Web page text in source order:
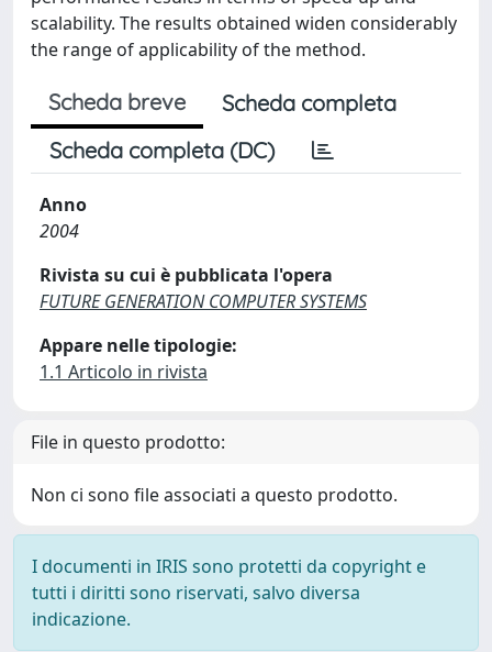
scalability. The results obtained widen considerably
the range of applicability of the method.
Scheda breve
Scheda completa
Scheda completa (DC)
Anno
2004
Rivista su cui è pubblicata l'opera
FUTURE GENERATION COMPUTER SYSTEMS
Appare nelle tipologie:
1.1 Articolo in rivista
File in questo prodotto:
Non ci sono file associati a questo prodotto.
I documenti in IRIS sono protetti da copyright e
tutti i diritti sono riservati, salvo diversa
indicazione.